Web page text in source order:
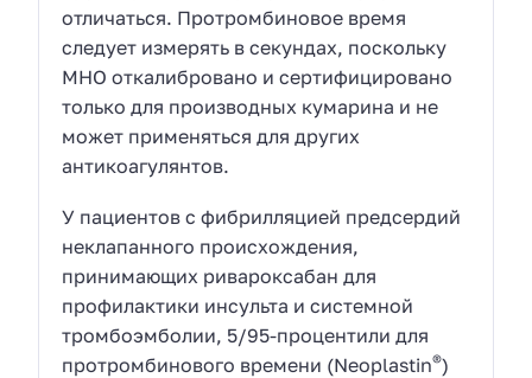
отличаться. Протромбиновое время
следует измерять в секундах, поскольку
MHO откалибровано и сертифицировано
только для производных кумарина и не
может применяться для других
антикоагулянтов.
У пациентов с фибрилляцией предсердий
неклапанного происхождения,
принимающих ривароксабан для
профилактики инсульта и системной
тромбоэмболии, 5/95-процентили для
протромбинового времени (Neoplastin®)